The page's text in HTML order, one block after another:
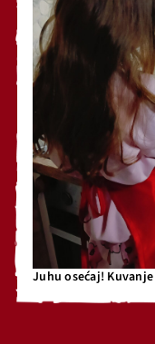
Juhu osećaj!